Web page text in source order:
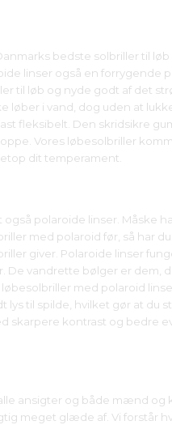
bedste solbriller til
linser også en forrygende
til løb og nyde godt af det
løber i vand, dog uden at
fleksibelt. Den skridsikre
Vores løbesolbriller
dit temperament.
polaroide linser. Måske
med polaroid før, så har
giver. Polaroide linser
De vandrette bølger er dem,
med polaroid
til spilde, hvilket gør at du
kontrast og bedre
ansigter og både mænd og
meget glæde af. Vi forstår